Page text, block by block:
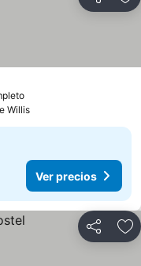
Compartir
Willis
Ver precios
Compartir